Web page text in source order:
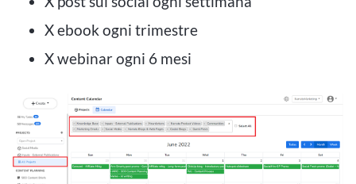
X ebook ogni trimestre
X webinar ogni 6 mesi